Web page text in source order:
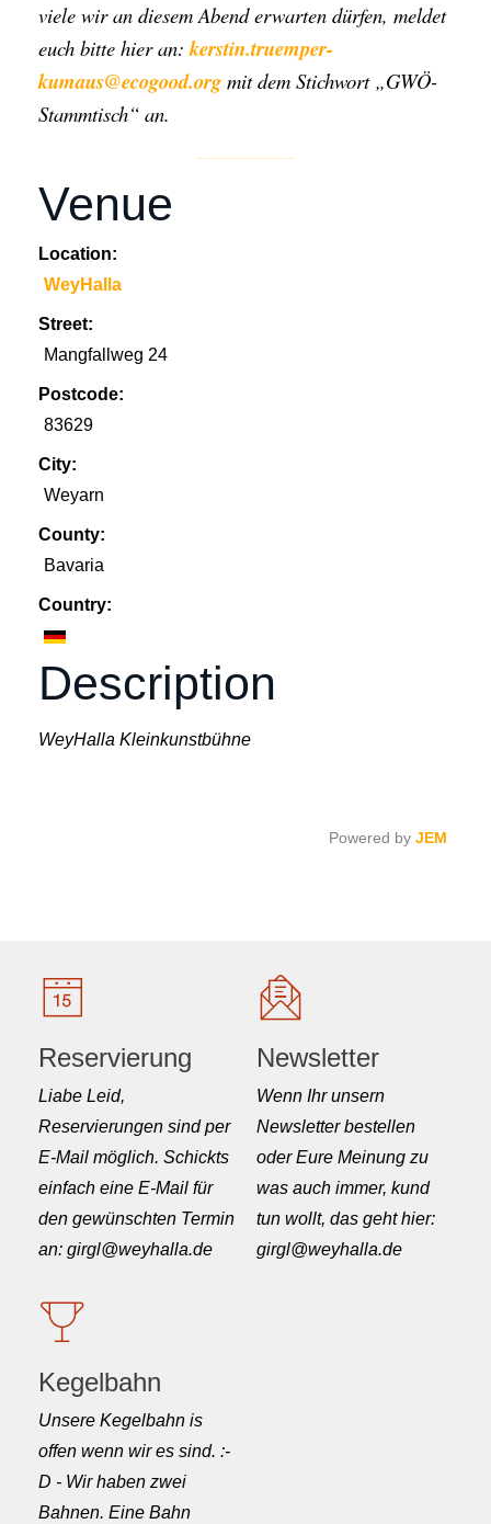
viele wir an diesem Abend erwarten dürfen, meldet
euch bitte hier an:kerstin.truemper-
kumaus@ecogood.org mit dem Stichwort „GWÖ-
Stammtisch“ an.
Venue
Location:
WeyHalla
Street:
Mangfallweg 24
Postcode:
83629
City:
Weyarn
County:
Bavaria
Country:
Description
WeyHalla Kleinkunstbühne
Powered by JEM
Reservierung
Liabe Leid,
Reservierungen sind per
E-Mail möglich. Schickts
einfach eine E-Mail für
den gewünschten Termin
an: girgl@weyhalla.de
Newsletter
Wenn Ihr unsern
Newsletter bestellen
oder Eure Meinung zu
was auch immer, kund
tun wollt, das geht hier:
girgl@weyhalla.de
Kegelbahn
Unsere Kegelbahn is
offen wenn wir es sind. :-
D - Wir haben zwei
Bahnen. Eine Bahn